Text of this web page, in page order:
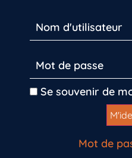
Se souvenir de
Mot de